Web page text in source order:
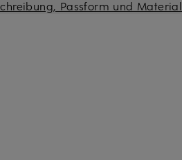
Passform und Material